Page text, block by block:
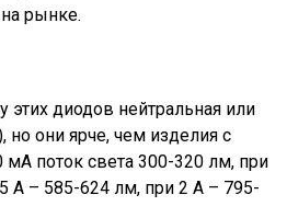
рынке.
этих диодов нейтральная или
но они ярче, чем изделия с
поток света 300-320 лм, при
А – 585-624 лм, при 2 А – 795-